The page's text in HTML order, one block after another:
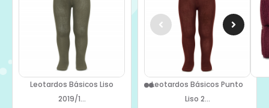
Leotardos Básicos Liso
2019/1...
Leotardos Básicos Punto
Liso 2...